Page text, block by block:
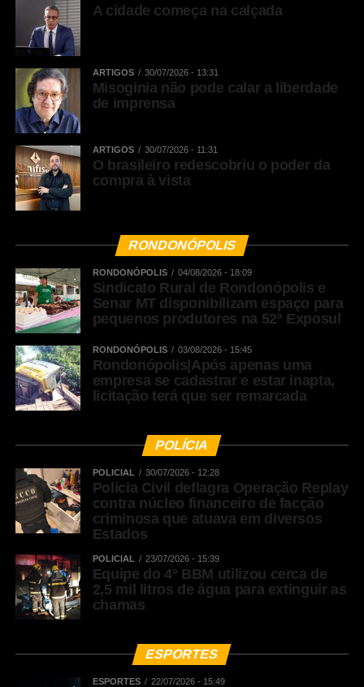
A cidade começa na calçada
ARTIGOS 30/07/2026 - 13:31
Misoginia não pode calar a liberdade
de imprensa
ARTIGOS 30/07/2026 - 11:31
O brasileiro redescobriu o poder da
compra à vista
RONDONÓPOLIS
RONDONÓPOLIS 04/08/2026 - 18:09
Sindicato Rural de Rondonópolis e
Senar MT disponibilizam espaço para
pequenos produtores na 52ª Exposul
RONDONÓPOLIS 03/08/2026 - 15:45
Rondonópolis|Após apenas uma
empresa se cadastrar e estar inapta,
licitação terá que ser remarcada
POLÍCIA
POLICIAL 30/07/2026 - 12:28
Polícia Civil deflagra Operação Replay
contra núcleo financeiro de facção
criminosa que atuava em diversos
Estados
POLICIAL 23/07/2026 - 15:39
Equipe do 4º BBM utilizou cerca de
2,5 mil litros de água para extinguir as
chamas
ESPORTES
ESPORTES 22/07/2026 - 15:49